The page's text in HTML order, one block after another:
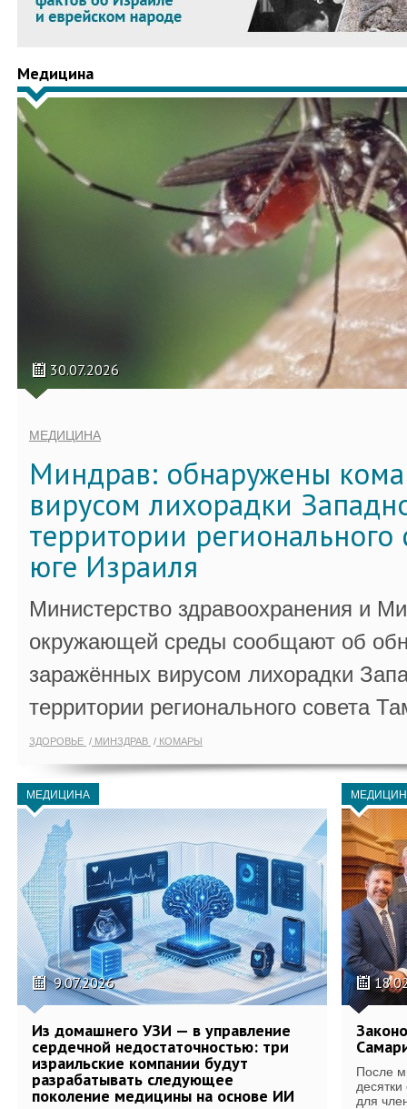
Медицина
30.07.2026
МЕДИЦИНА
Миндрав: обнаружены
вирусом лихорадки
территории регионального
юге Израиля
Министерство здравоохранения и
окружающей среды сообщают об
заражённых вирусом лихорадки
территории регионального совета
ЗДОРОВЬЕ МИНЗДРАВ КОМАРЫ
МЕДИЦИНА
9.07.2026
Из домашнего УЗИ — в управление
сердечной недостаточностью: три
израильские компании будут
разрабатывать следующее
поколение медицины на основе ИИ
После
для